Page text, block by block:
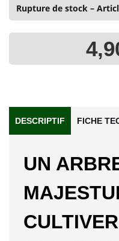
Rupture de stock –
DESCRIPTIF FICHE
UN